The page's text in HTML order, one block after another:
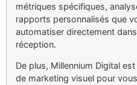
métriques spécifiques,
rapports personnalisés que
automatiser directement
réception.
De plus, Millennium Digital
de marketing visuel pour